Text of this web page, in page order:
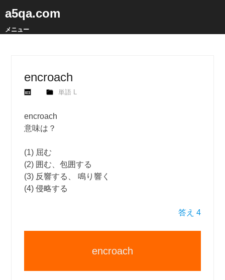
a5qa.com
メニュー
encroach
単語 L
encroach
意味は？
(1) 屈む
(2) 囲む、包囲する
(3) 反響する、 鳴り響く
(4) 侵略する
答え 4
encroach